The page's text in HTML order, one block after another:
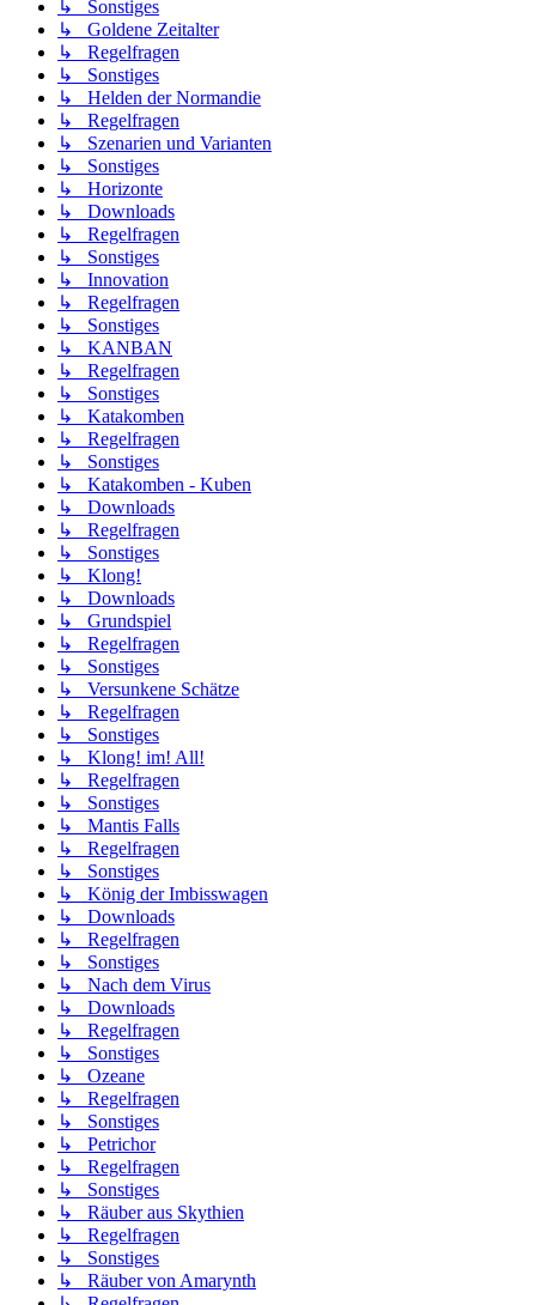
↳ Sonstiges
↳ Goldene Zeitalter
↳ Regelfragen
↳ Sonstiges
↳ Helden der Normandie
↳ Regelfragen
↳ Szenarien und Varianten
↳ Sonstiges
↳ Horizonte
↳ Downloads
↳ Regelfragen
↳ Sonstiges
↳ Innovation
↳ Regelfragen
↳ Sonstiges
↳ KANBAN
↳ Regelfragen
↳ Sonstiges
↳ Katakomben
↳ Regelfragen
↳ Sonstiges
↳ Katakomben - Kuben
↳ Downloads
↳ Regelfragen
↳ Sonstiges
↳ Klong!
↳ Downloads
↳ Grundspiel
↳ Regelfragen
↳ Sonstiges
↳ Versunkene Schätze
↳ Regelfragen
↳ Sonstiges
↳ Klong! im! All!
↳ Regelfragen
↳ Sonstiges
↳ Mantis Falls
↳ Regelfragen
↳ Sonstiges
↳ König der Imbisswagen
↳ Downloads
↳ Regelfragen
↳ Sonstiges
↳ Nach dem Virus
↳ Downloads
↳ Regelfragen
↳ Sonstiges
↳ Ozeane
↳ Regelfragen
↳ Sonstiges
↳ Petrichor
↳ Regelfragen
↳ Sonstiges
↳ Räuber aus Skythien
↳ Regelfragen
↳ Sonstiges
↳ Räuber von Amarynth